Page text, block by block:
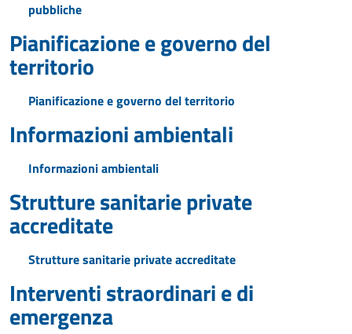
pubbliche
Pianificazione e governo del
territorio
Pianificazione e governo del territorio
Informazioni ambientali
Informazioni ambientali
Strutture sanitarie private
accreditate
Strutture sanitarie private accreditate
Interventi straordinari e di
emergenza